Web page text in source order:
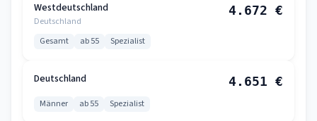
Westdeutschland
Deutschland
4.672 €
Gesamt ab 55 Spezialist
Deutschland 4.651 €
Männer ab 55 Spezialist